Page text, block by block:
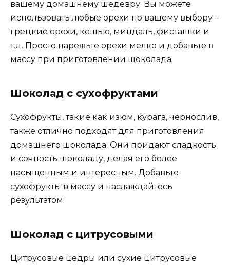
вашему домашнему шедевру. Вы можете
использовать любые орехи по вашему выбору –
грецкие орехи, кешью, миндаль, фисташки и
т.д. Просто нарежьте орехи мелко и добавьте в
массу при приготовлении шоколада.
Шоколад с сухофруктами
Сухофрукты, такие как изюм, курага, чернослив,
также отлично подходят для приготовления
домашнего шоколада. Они придают сладкость
и сочность шоколаду, делая его более
насыщенным и интересным. Добавьте
сухофрукты в массу и наслаждайтесь
результатом.
Шоколад с цитрусовыми
Цитрусовые цедры или сухие цитрусовые